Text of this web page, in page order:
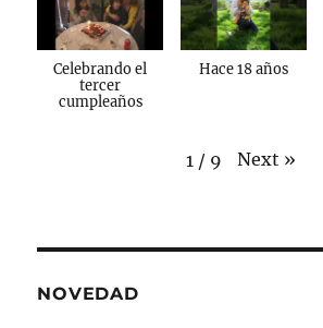
Celebrando el
tercer
cumpleaños
Hace 18 años
1 / 9 Next »
NOVEDAD